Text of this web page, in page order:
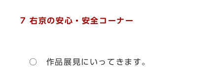
7 右京の安心・安全コーナー
○ 作品展見にいってきます。